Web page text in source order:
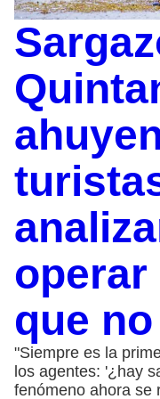
operar
que
"Siempre es la
los agentes: '¿hay
fenómeno ahora se